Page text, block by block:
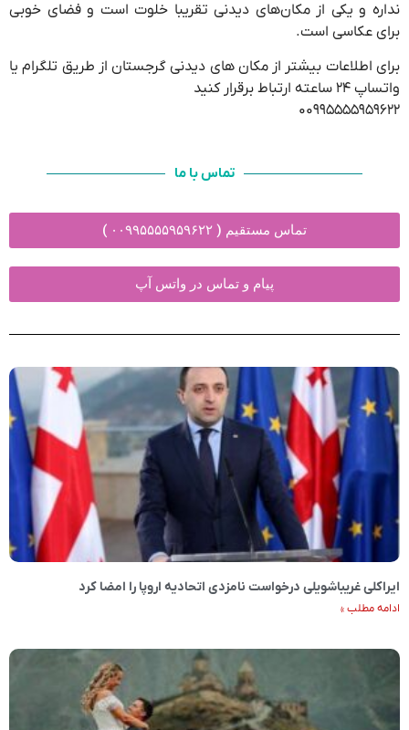
نداره و یکی از مکان‌های دیدنی تقریبا خلوت است و فضای خوبی
برای عکاسی است.
برای اطلاعات بیشتر از مکان های دیدنی گرجستان از طریق تلگرام یا
واتساپ ۲۴ ساعته ارتباط برقرار کنید
۰۰۹۹۵۵۵۵۹۵۹۶۲۲
تماس با ما
تماس مستقیم ( ۰۰۹۹۵۵۵۵۹۵۹۶۲۲ )
پیام و تماس در واتس آپ
ایراکلی غریباشویلی درخواست نامزدی اتحادیه اروپا را امضا کرد
ادامه مطلب »